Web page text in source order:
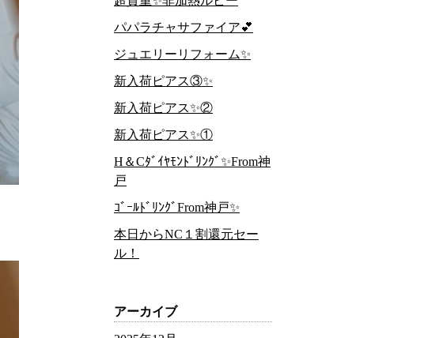
パパラチャサファイア💕
ジュエリーリフォーム✨
新入荷ピアス③✨
新入荷ピアス✨②
新入荷ピアス✨①
H＆Cﾀﾞｲﾔﾓﾝﾄﾞﾘﾝｸﾞ✨From神
戸
ｺﾞｰﾙﾄﾞﾘﾝｸﾞFrom神戸✨
本日からNC１割還元セー
ル！
アーカイブ